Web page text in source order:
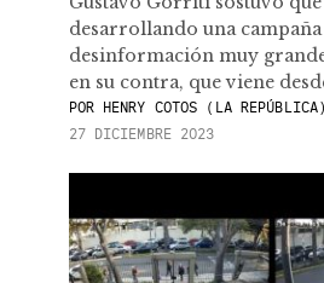
desarrollando una campaña
desinformación muy
en su contra, que viene
PORHENRY COTOS (LA REPÚBLICA)
27 DICIEMBRE 2023